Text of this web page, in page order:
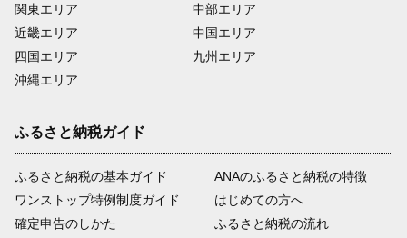
関東エリア
近畿エリア
四国エリア
沖縄エリア
中部エリア
中国エリア
九州エリア
ふるさと納税ガイド
ふるさと納税の基本ガイド
ワンストップ特例制度ガイド
確定申告のしかた
ANAのふるさと納税の特徴
はじめての方へ
ふるさと納税の流れ